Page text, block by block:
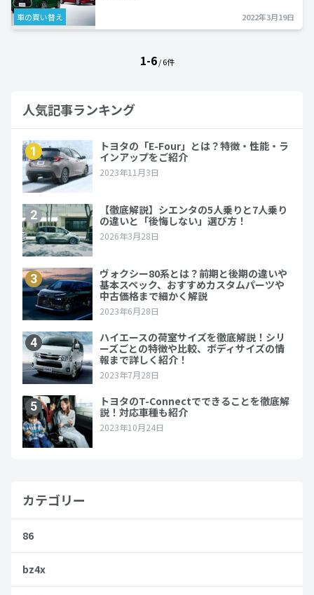
車の買い替え 2022年3月19日
1-6/ 6件
人気記事ランキング
カテゴリー
86
bz4x